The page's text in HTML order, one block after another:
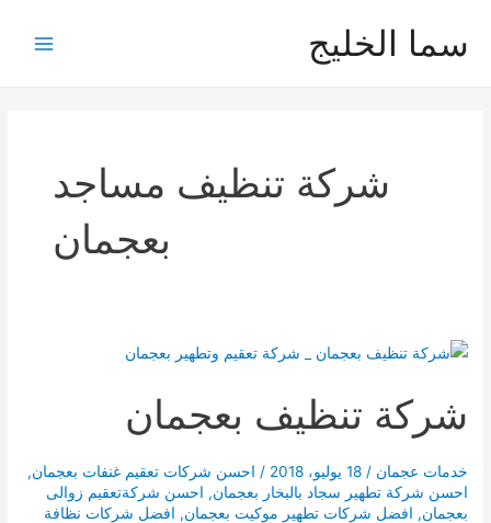
سما الخليج
شركة تنظيف مساجد
بعجمان
شركة تنظيف بعجمان
خدمات عجمان /18 يوليو، 2018 / احسن شركات تعقيم غنفات بعجمان,
احسن شركة تطهير سجاد بالبخار بعجمان, احسن شركةتعقيم زوالى
بعجمان, افضل شركات تطهير موكيت بعجمان, افضل شركات نظافة